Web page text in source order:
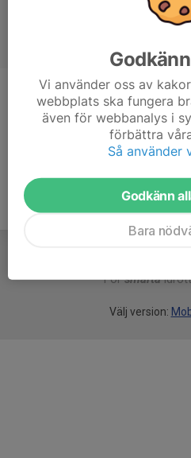
Titel
Ålder
56 år
Försmarta
Välj version:
Vi använder oss av
webbplats ska fungera
även för webbanalys i
förbättra
Så använder
Godkänn
Bara